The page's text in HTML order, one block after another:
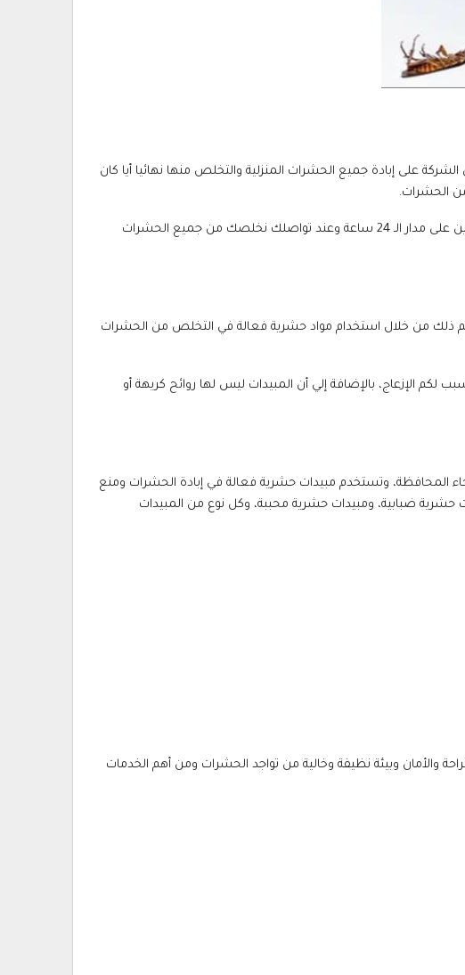
على إبادة جميع الحشرات المنزلية والتخلص منها نهائيا أيا كان
الحشرات.
ويتم ذلك من قبل الشركة ومن خلال جلسة واحدة، والآن للحصول على ما نقدمه من خدمات تواصل بنا مسرعا فنحن متوفرين على مدار الـ 24 ساعة وعند تواصلك نخلصك من جميع الحشرات
ذلك من خلال استخدام مواد حشرية فعالة في التخلص من الحشرات
لكم الإزعاج، بالإضافة إلي أن المبيدات ليس لها روائح كريهة أو
المحافظة، وتستخدم مبيدات حشرية فعالة في إبادة الحشرات ومنع
حشرية ضبابية، ومبيدات حشرية محببة، وكل نوع من المبيدات
والأمان وبيئة نظيفة وخالية من تواجد الحشرات ومن أهم الخدمات